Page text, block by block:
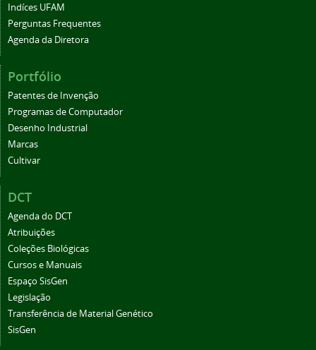
Indíces UFAM
Perguntas Frequentes
Agenda da Diretora
Portfólio
Patentes de Invenção
Programas de Computador
Desenho Industrial
Marcas
Cultivar
DCT
Agenda do DCT
Atribuições
Coleções Biológicas
Cursos e Manuais
Espaço SisGen
Legislação
Transferência de Material Genético
SisGen